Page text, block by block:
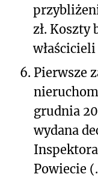
zł. Koszty
właścicieli
6. Pierwsze
grudnia
wydana
Powiecie